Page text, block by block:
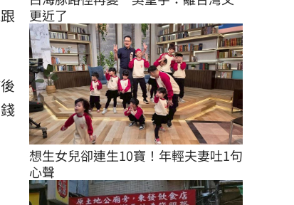
更近了
想生女兒卻連生10寶！年輕夫妻吐1句
心聲